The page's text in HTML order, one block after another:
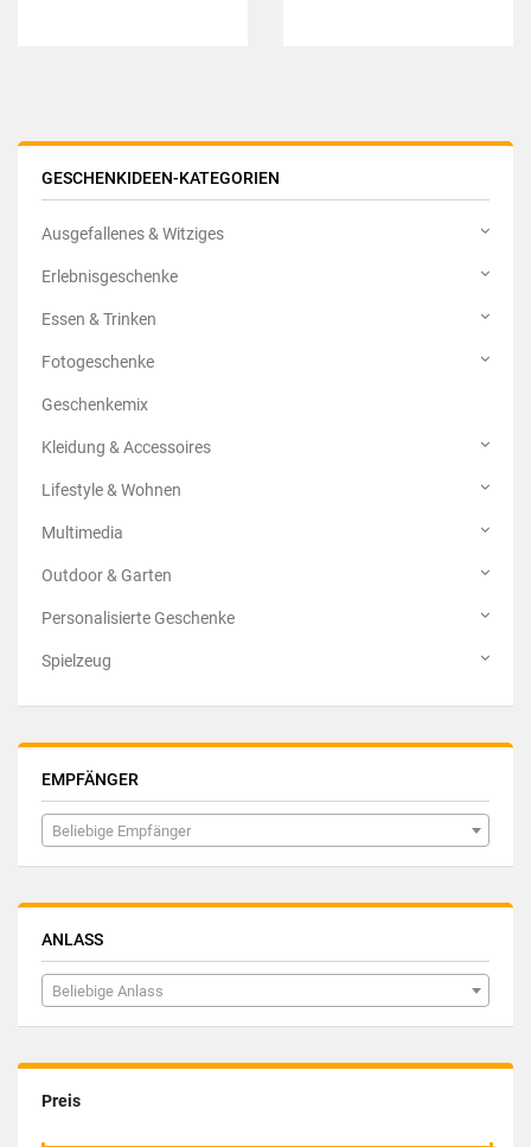
GESCHENKIDEEN-KATEGORIEN
Ausgefallenes & Witziges
Erlebnisgeschenke
Essen & Trinken
Fotogeschenke
Geschenkemix
Kleidung & Accessoires
Lifestyle & Wohnen
Multimedia
Outdoor & Garten
Personalisierte Geschenke
Spielzeug
EMPFÄNGER
Beliebige Empfänger
ANLASS
Beliebige Anlass
Preis